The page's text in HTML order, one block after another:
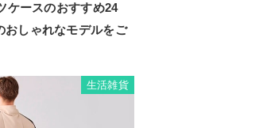
ケースのおすすめ24
おしゃれなモデルをご
生活雑貨